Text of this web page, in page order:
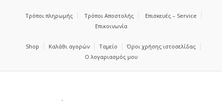
Τρόποι πληρωμής Τρόποι Αποστολής
Επισκευές – Service
Επικοινωνία
Shop Καλάθι αγορών Ταμείο
Όροι χρήσης ιστοσελίδας
Ο λογαριασμός μου